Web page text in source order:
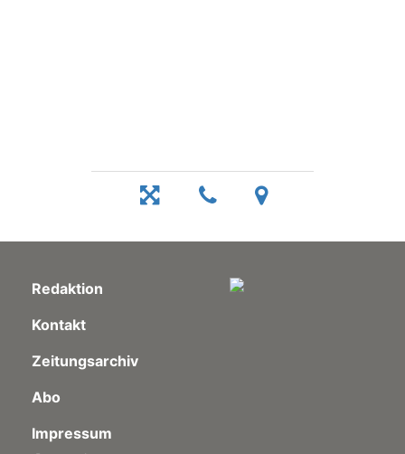
Redaktion
Kontakt
Zeitungsarchiv
Abo
Impressum